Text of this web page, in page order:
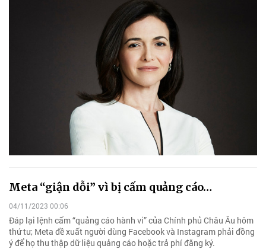
Meta “giận dỗi” vì bị cấm quảng cáo…
04/11/2023 00:06
Đáp lại lệnh cấm “quảng cáo hành vi” của Chính phủ Châu Âu hôm
thứ tư, Meta đề xuất người dùng Facebook và Instagram phải đồng
ý để họ thu thập dữ liệu quảng cáo hoặc trả phí đăng ký.